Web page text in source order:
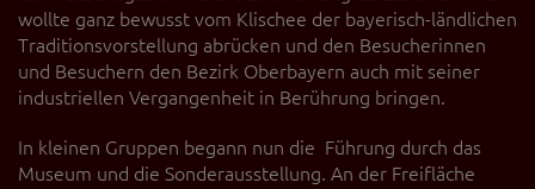
wollte ganz bewusst vom Klischee der bayerisch-ländlichen
Traditionsvorstellung abrücken und den Besucherinnen
und Besuchern den Bezirk Oberbayern auch mit seiner
industriellen Vergangenheit in Berührung bringen.
In kleinen Gruppen begann nun die Führung durch das
Museum und die Sonderausstellung. An der Freifläche